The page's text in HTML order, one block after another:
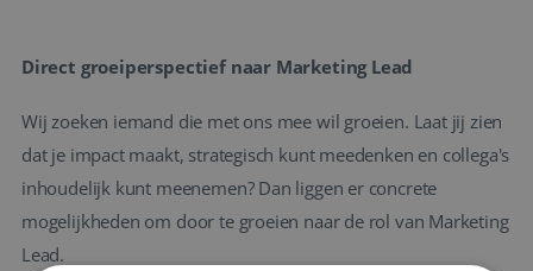
Direct groeiperspectief naar Marketing Lead
Wij zoeken iemand die met ons mee wil groeien. Laat jij zien
dat je impact maakt, strategisch kunt meedenken en collega's
inhoudelijk kunt meenemen? Dan liggen er concrete
mogelijkheden om door te groeien naar de rol van Marketing
Lead.